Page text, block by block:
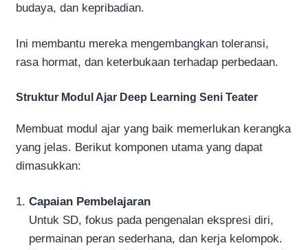
budaya, dan kepribadian.
Ini membantu mereka mengembangkan toleransi,
rasa hormat, dan keterbukaan terhadap perbedaan.
Struktur Modul Ajar Deep Learning Seni Teater
Membuat modul ajar yang baik memerlukan kerangka
yang jelas. Berikut komponen utama yang dapat
dimasukkan:
Capaian Pembelajaran
Untuk SD, fokus pada pengenalan ekspresi diri,
permainan peran sederhana, dan kerja kelompok.